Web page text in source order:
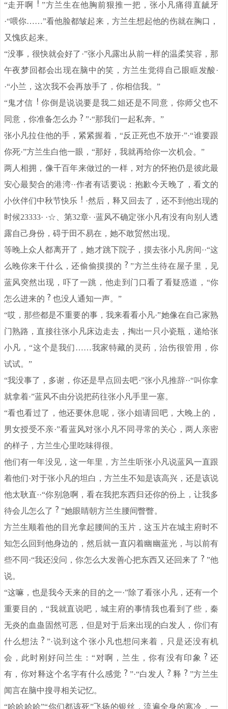
“走开啊
”方兰生在他胸前狠推一把，张小凡痛得直龇牙
·“喂你……”看他脸都皱起来，方兰生想起他的伤就在胸口，
又愧疚起来。
“没事，很快就会好了·”张小凡露出从前一样的温柔笑容，那
午夜梦回都会出现在脑中的笑，方兰生觉得自己眼眶发酸·
·“小兰，这次我不会再放手了，你相信我。”
“鬼才信
你倒是说说要是我二姐还是不同意，你师父也不
同意，你准备怎么办
”·“那我们一起私奔。”
张小凡拉住他的手，紧紧握着，“反正死也不放开·”·“谁要跟
你死·”方兰生白他一眼，“那好，我就再给你一次机会。”
两人相拥，像千百年来做过的一样，对方的怀抱仍是彼此最
安心最契合的港湾··作者有话要说：抱歉今天晚了，看文的
小伙伴们中秋节快乐
·然后，释又回去了，还不到他出现的
时候23333· ·☆、第32章· ·蓝风不确定张小凡有没有向别人透
露自己身份，碍于田不易在，她不敢贸然出现。
等晚上众人都离开了，她才跳下院子，摸去张小凡房间··“这
么晚你来干什么，还偷偷摸摸的
”方兰生待在屋子里，见
蓝风突然出现，吓了一跳，他走到门口看了看疑惑道，“你
怎么进来的
也没人通知一声。”
“哎，那些都是不重要的事，我来看看小凡·”她像在自己家熟
门熟路，直接往张小凡床边走去，掏出一只小瓷瓶，递给张
小凡，“这个是我们……我家特藏的灵药，治伤很管用，你
试试。”
“我没事了，多谢，你还是早点回去吧·”张小凡推辞··“叫你拿
就拿着·”蓝风不由分说把药往张小凡手里一塞。
“看也看过了，他还要休息呢，张小姐请回吧，大晚上的，
男女授受不亲·”看蓝风对张小凡不同寻常的关心，两人亲密
的样子，方兰生心里吃味得很。
他们有一年没见，这一年里，方兰生听张小凡说蓝风一直跟
着他们·对于张小凡的坦白，方兰生不知是该高兴，还是该说
他太耿直··“你别急啊，看在我把东西归还你的份上，让我多
待会儿怎么了
”她眼睛朝方兰生腰间瞥瞥。
方兰生顺着他的目光拿起腰间的玉片，这玉片在城主府时不
知怎么回到他身边的，然后就一直闪着幽幽蓝光，与以前有
些不同·“我还没问，你怎么大发善心把东西又还回来了
”他
说。
“这嘛，也是我今天来的目的之一·”除了看张小凡，还有一个
重要目的，“我就直说吧，城主府的事情我也看到了些，秦
无炎的血蛊固然可恶，但是对于后来出现的白发人，你们有
什么想法
”·说到这个张小凡也想问来着，只是还没有机
会，此时刚好问兰生：“对啊，兰生，你有没有印象
还
有，你对释这个名字有什么感觉
”·“白发人 释
”方兰生
闻言在脑中搜寻相关记忆。
“哈哈哈哈”“你们都该死”飞扬的银丝，流遍全身的寒冷，一